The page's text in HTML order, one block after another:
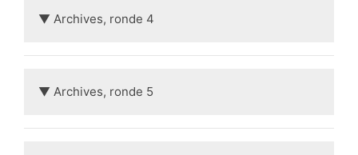
▼ Archives, ronde 4
▼ Archives, ronde 5